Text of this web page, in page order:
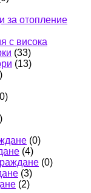
за отопление
с висока
(33)
(13)
(0)
(4)
(0)
(3)
(2)